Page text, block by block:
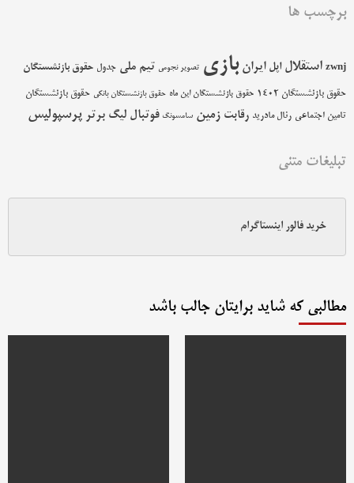
برچسب ها
zwnj استقلال اپل ایران بازی تصویر نجومی تیم ملی جدول حقوق بازنشستگان
حقوق بازنشستگان 1402 حقوق بازنشستگان این ماه حقوق بازنشستگان بانکی حقوق بازنشستگان
تامین اجتماعی رئال مادرید رقابت زمین سامسونگ فوتبال لیگ برتر پرسپولیس
تبلیغات متنی
خرید فالور اینستاگرام
مطالبی که شاید برایتان جالب باشد